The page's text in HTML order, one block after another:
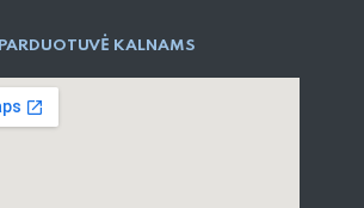
PARD​UOTUVĖ​ KALNAMS